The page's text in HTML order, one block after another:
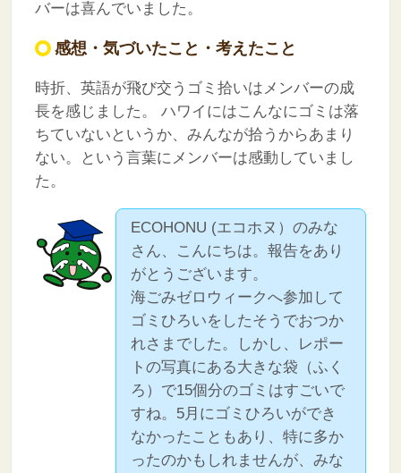
バーは喜んでいました。
感想・気づいたこと・考えたこと
時折、英語が飛び交うゴミ拾いはメンバーの成
長を感じました。
ハワイにはこんなにゴミは落
ちていないというか、みんなが拾うからあまり
ない。という言葉にメンバーは感動していまし
た。
ECOHONU (エコホヌ）のみな
さん、こんにちは。報告をあり
がとうございます。
海ごみゼロウィークへ参加して
ゴミひろいをしたそうでおつか
れさまでした。しかし、レポー
トの写真にある大きな袋（ふく
ろ）で15個分のゴミはすごいで
すね。5月にゴミひろいができ
なかったこともあり、特に多か
ったのかもしれませんが、みな